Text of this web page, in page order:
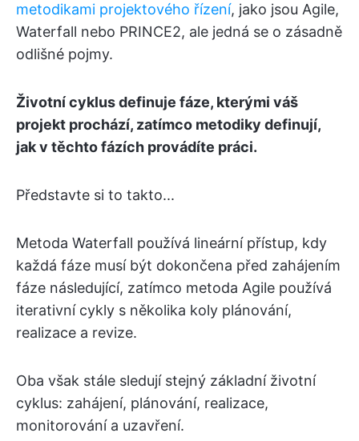
metodikami projektového řízení, jako jsou Agile,
Waterfall nebo PRINCE2, ale jedná se o zásadně
odlišné pojmy.
Životní cyklus definuje fáze, kterými váš
projekt prochází, zatímco metodiky definují,
jak v těchto fázích provádíte práci.
Představte si to takto...
Metoda Waterfall používá lineární přístup, kdy
každá fáze musí být dokončena před zahájením
fáze následující, zatímco metoda Agile používá
iterativní cykly s několika koly plánování,
realizace a revize.
Oba však stále sledují stejný základní životní
cyklus: zahájení, plánování, realizace,
monitorování a uzavření.